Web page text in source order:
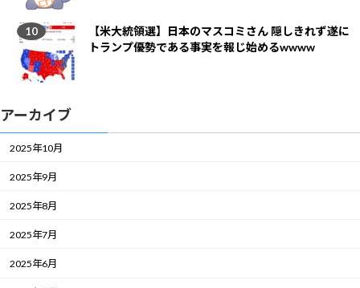
【米大統領選】日本のマスコミさん 隠しきれず遂に
トランプ優勢である事実を報じ始めるwwww
アーカイブ
2025年10月
2025年9月
2025年8月
2025年7月
2025年6月